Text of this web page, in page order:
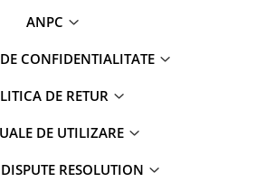
ANPC
CONFIDENTIALITATE
DE RETUR
DE UTILIZARE
RESOLUTION